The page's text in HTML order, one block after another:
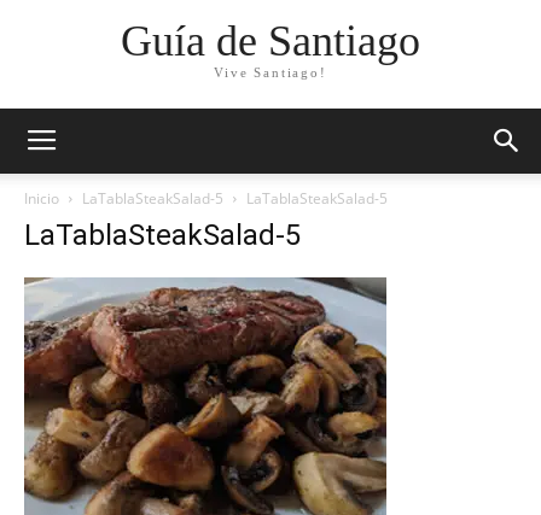
Guía de Santiago
Vive Santiago!
Inicio LaTablaSteakSalad-5 LaTablaSteakSalad-5
LaTablaSteakSalad-5